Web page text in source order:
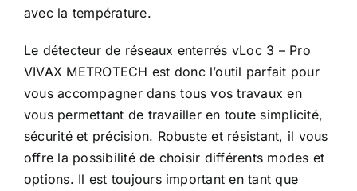
avec la température.
Le détecteur de réseaux enterrés vLoc 3 – Pro
VIVAX METROTECH est donc l’outil parfait pour
vous accompagner dans tous vos travaux en
vous permettant de travailler en toute simplicité,
sécurité et précision. Robuste et résistant, il vous
offre la possibilité de choisir différents modes et
options. Il est toujours important en tant que